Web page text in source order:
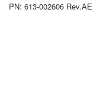
PN: 613-002606 Rev.AE